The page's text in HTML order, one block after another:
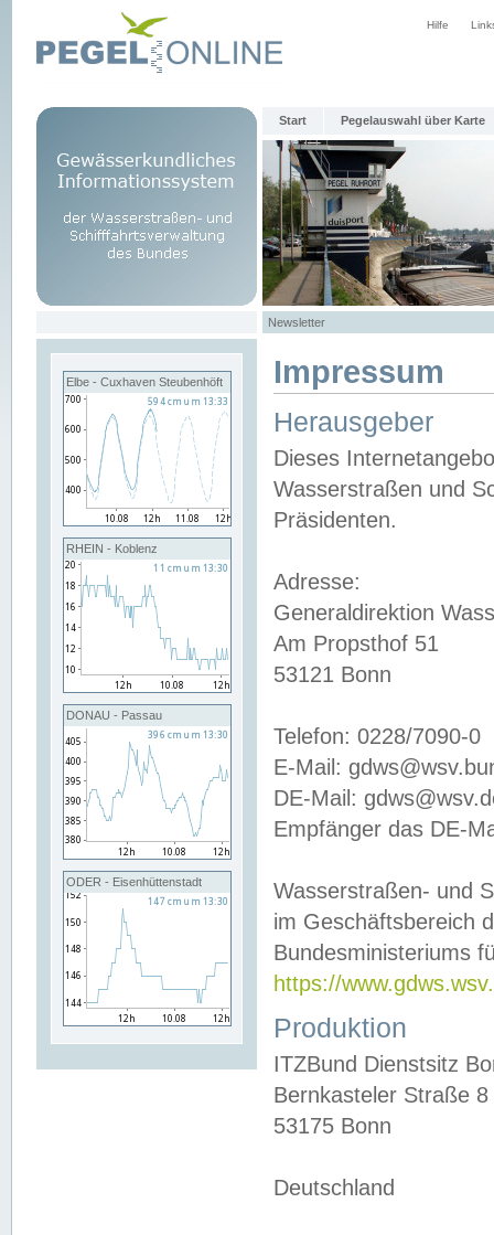
Hilfe
Start Pegelauswahl über Karte
Newsletter
Elbe - Cuxhaven Steubenhöft
RHEIN - Koblenz
DONAU - Passau
ODER - Eisenhüttenstadt
Impressum
Herausgeber
Dieses
Wasserstraßen und
Präsidenten.
Adresse:
Generaldirektion
Am Propsthof 51
53121 Bonn
Telefon: 0228/7090-0
E-Mail:
DE-Mail:
Empfänger das DE-
Wasserstraßen- und
im Geschäftsbereich
Bundesministeriums
https://
Produktion
ITZBund Dienstsitz
Bernkasteler Straße 8
53175 Bonn
Deutschland